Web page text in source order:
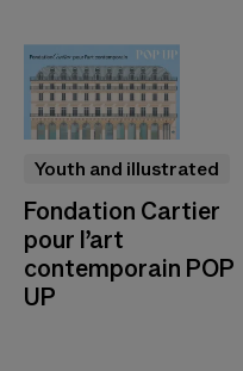
Youth and illustrated
Fondation Cartier
pour l’art
contemporain POP
UP